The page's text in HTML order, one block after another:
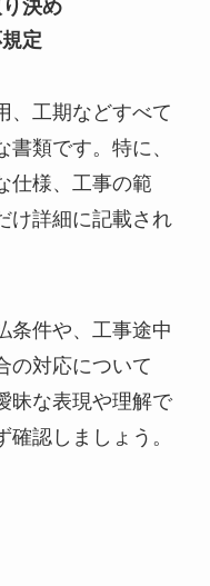
決め
定
、工期などすべて
類です。特に、
仕様、工事の範
け詳細に記載され
条件や、工事途中
の対応について
昧な表現や理解で
認しましょう。